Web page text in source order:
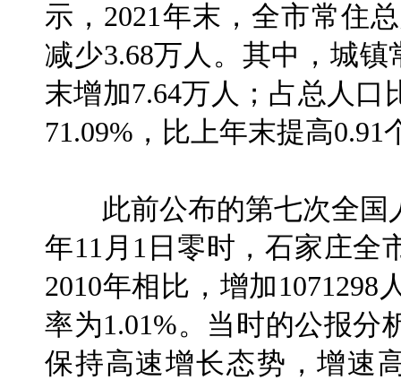
示，2021年末，全市常住
减少3.68万人。其中，城
末增加7.64万人；占总人
71.09%，比上年末提高0.91
此前公布的第七次全国
年11月1日零时，石家庄全
2010年相比，增加1071298
率为1.01%。当时的公报分
保持高速增长态势，增速